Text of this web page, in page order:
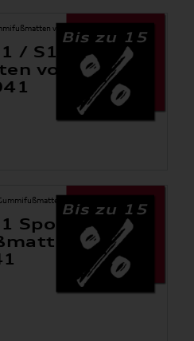
Bis zu 15
/ S1 (8X)
vorne
Bis zu 15
Sportback
Hinten